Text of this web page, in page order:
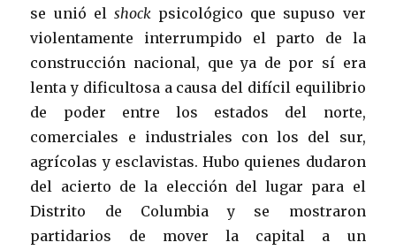
se unió el shock psicológico que supuso ver
violentamente interrumpido el parto de la
construcción nacional, que ya de por sí era
lenta y dificultosa a causa del difícil equilibrio
de poder entre los estados del norte,
comerciales e industriales con los del sur,
agrícolas y esclavistas. Hubo quienes dudaron
del acierto de la elección del lugar para el
Distrito de Columbia y se mostraron
partidarios de mover la capital a un